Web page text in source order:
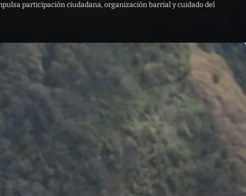
participación ciudadana, organización barrial y cuidado del